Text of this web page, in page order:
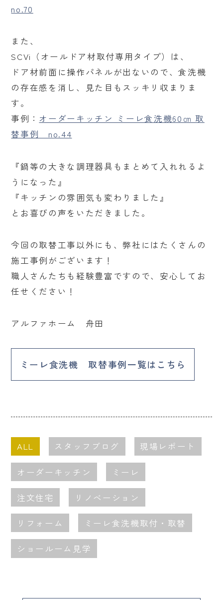
no.70
また、
SCVi（オールドア材取付専用タイプ）は、
ドア材前面に操作パネルが出ないので、食洗機
の存在感を消し、見た目もスッキリ収まりま
す。
事例： オーダーキッチン ミーレ食洗機60㎝ 取
替事例 no.44
『鍋等の大きな調理器具もまとめて入れれるよ
うになった』
『キッチンの雰囲気も変わりました』
とお喜びの声をいただきました。
今回の取替工事以外にも、弊社にはたくさんの
施工事例がございます！
職人さんたちも経験豊富ですので、安心してお
任せください！
アルファホーム 舟田
ミーレ食洗機 取替事例一覧はこちら
ALL スタッフブログ 現場レポート
オーダーキッチン ミーレ
注文住宅 リノベーション
リフォーム ミーレ食洗機取付・取替
ショールーム見学